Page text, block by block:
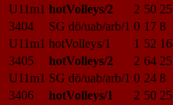
U11m1 hotVolleys/2 2 50 25
3404
SG dö/uab/arb/1 0 17 8
U11m1 hotVolleys/1 1 52 16
3405
hotVolleys/2 2 64 25
U11m1 SG dö/uab/arb/1 0 24 8
3406
hotVolleys/1 2 50 25